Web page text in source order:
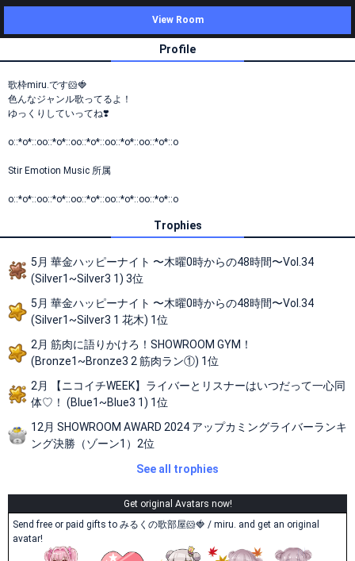
View Room
Profile
歌枠miru.です🐹🍓
色んなジャンル歌ってるよ！
ゆっくりしていってね❣️
o::*o*::oo::*o*::oo::*o*::oo::*o*::oo::*o*::o
Stir Emotion Music 所属
o::*o*::oo::*o*::oo::*o*::oo::*o*::oo::*o*::o
Trophies
5月 華金ハッピーナイト 〜木曜0時からの48時間〜Vol.34
(Silver1~Silver3 1) 3位
5月 華金ハッピーナイト 〜木曜0時からの48時間〜Vol.34
(Silver1~Silver3 1 花木) 1位
2月 筋肉に語りかけろ！SHOWROOM GYM！
(Bronze1~Bronze3 2 筋肉ラン①) 1位
2月 【ニコイチWEEK】ライバーとリスナーはいつだって一心同
体♡！ (Blue1~Blue3 1) 1位
12月 SHOWROOM AWARD 2024 アップカミングライバーランキ
ング決勝（ゾーン1）2位
See all trophies
Get original Avatars now!
Send free or paid gifts to みるくの歌部屋🐹🍓 / miru. and get an original
avatar!